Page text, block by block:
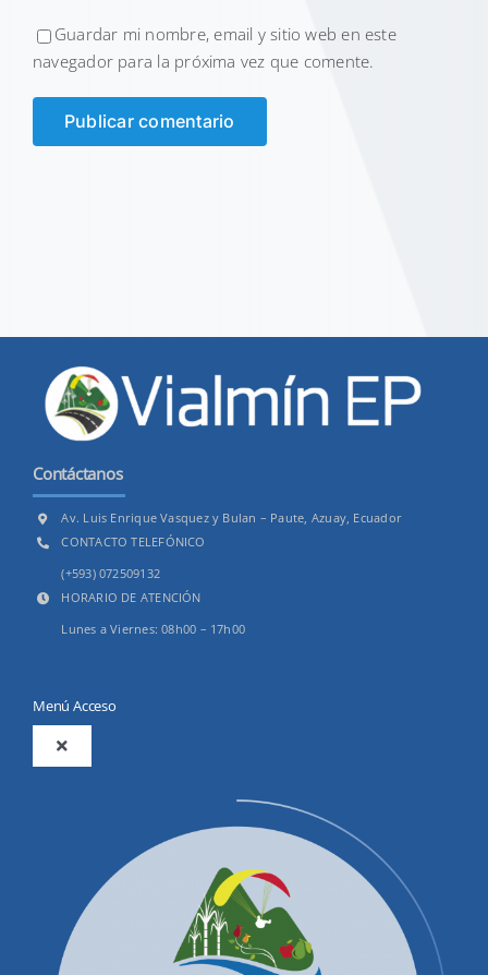
Guardar mi nombre, email y sitio web en este
navegador para la próxima vez que comente.
Contáctanos
Av. Luis Enrique Vasquez y Bulan – Paute, Azuay, Ecuador
CONTACTO TELEFÓNICO
(+593) 072509132
HORARIO DE ATENCIÓN
Lunes a Viernes: 08h00 – 17h00
Menú Acceso
Toggle
Productos y Servicios
Convocatorias Precalificación